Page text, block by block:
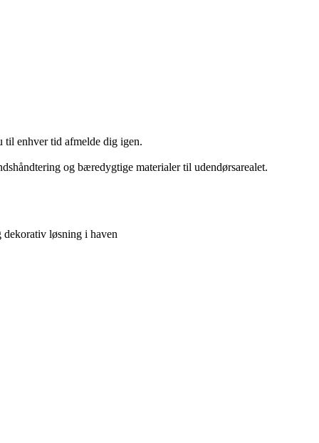
til enhver tid afmelde dig igen.
og bæredygtige materialer til udendørsarealet.
løsning i haven